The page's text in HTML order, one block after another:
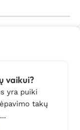
vaikui?
yra puiki
takų